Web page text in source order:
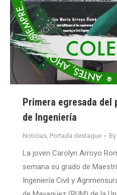
Primera egresada del
de Ingeniería
Noticias, Portada destaque By
La joven Carolyn Arroyo
semana su grado de
Ingeniería Civil y